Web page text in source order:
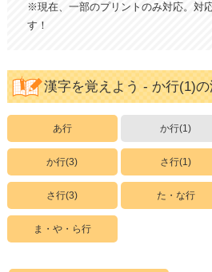
※現在、一部のプリントのみ対応。対
す！
漢字を覚えよう - か行(1)
あ行 か行(1)
か行(3) さ行(1)
さ行(3) た・な行
ま・や・ら行